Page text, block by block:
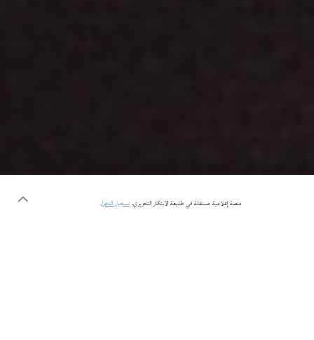
منصة إعلامية مستقلة في طليعة الابتكار التحريري.تسجيل الدخول